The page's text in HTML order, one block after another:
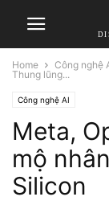
Home Công nghệ
Thung lũng...
Công nghệ AI
Meta,
mộ
Silicon